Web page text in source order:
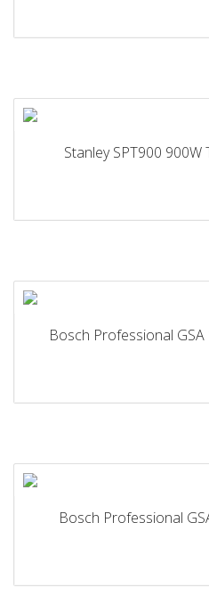
Stanley SPT900 900W
Bosch Professional
Bosch Professional